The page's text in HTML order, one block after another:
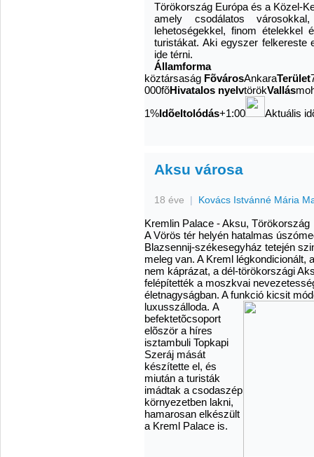
Törökország Európa és a Közel-
amely csodálatos
lehetoségekkel, finom
turistákat. Aki egyszer
ide térni.
Államforma
köztársaság FõvárosAnkaraTerület
000fõHivatalos nyelvtörökVallás
1%Idõeltolódás+1:00 Aktuális
Aksu városa
18 éve | Kovács Istvánné Mária
Kremlin Palace - Aksu, Törökország
A Vörös tér helyén hatalmas
Blazsennij-székesegyház tetején
meleg van. A Kreml légkondicionált,
nem káprázat, a dél-törökországi
felépítették a moszkvai
életnagyságban. A funkció kicsit
luxusszálloda. A
befektetõcsoport
elõször a híres
isztambuli Topkapi
Szeráj mását
készítette el, és
miután a turisták
imádtak a csodaszép
környezetben lakni,
hamarosan elkészült
a Kreml Palace is.